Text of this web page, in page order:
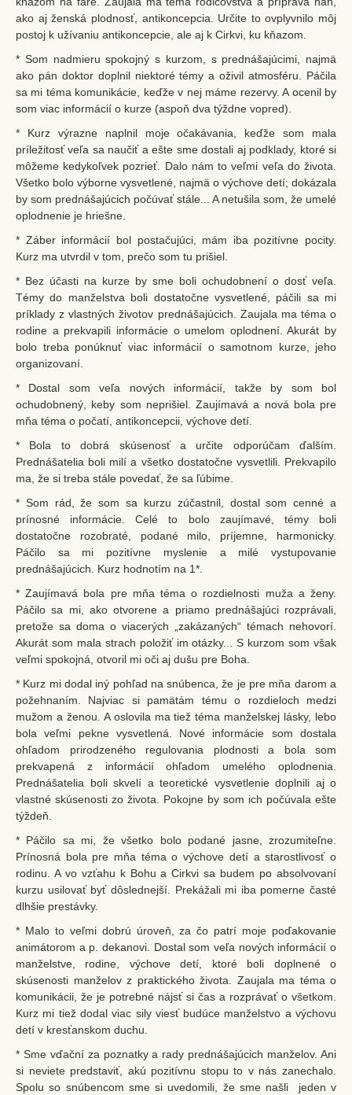
ako aj ženská plodnosť, antikoncepcia. Určite to ovplyvnilo môj
postoj k užívaniu antikoncepcie, ale aj k Cirkvi, ku kňazom.
* Som nadmieru spokojný s kurzom, s prednášajúcimi, najmä
ako pán doktor doplnil niektoré témy a oživil atmosféru. Páčila
sa mi téma komunikácie, keďže v nej máme rezervy. A ocenil by
som viac informácií o kurze (aspoň dva týždne vopred).
* Kurz výrazne naplnil moje očakávania, keďže som mala
príležitosť veľa sa naučiť a ešte sme dostali aj podklady, ktoré si
môžeme kedykoľvek pozrieť. Dalo nám to veľmi veľa do života.
Všetko bolo výborne vysvetlené, najmä o výchove detí; dokázala
by som prednášajúcich počúvať stále... A netušila som, že umelé
oplodnenie je hriešne.
* Záber informácií bol postačujúci, mám iba pozitívne pocity.
Kurz ma utvrdil v tom, prečo som tu prišiel.
* Bez účasti na kurze by sme boli ochudobnení o dosť veľa.
Témy do manželstva boli dostatočne vysvetlené, páčili sa mi
príklady z vlastných životov prednášajúcich. Zaujala ma téma o
rodine a prekvapili informácie o umelom oplodnení. Akurát by
bolo treba ponúknuť viac informácií o samotnom kurze, jeho
organizovaní.
* Dostal som veľa nových informácií, takže by som bol
ochudobnený, keby som neprišiel. Zaujímavá a nová bola pre
mňa téma o počatí, antikoncepcii, výchove detí.
* Bola to dobrá skúsenosť a určite odporúčam ďalším.
Prednášatelia boli milí a všetko dostatočne vysvetlili. Prekvapilo
ma, že si treba stále povedať, že sa ľúbime.
* Som rád, že som sa kurzu zúčastnil, dostal som cenné a
prínosné informácie. Celé to bolo zaujímavé, témy boli
dostatočne rozobraté, podané milo, príjemne, harmonicky.
Páčilo sa mi pozitívne myslenie a milé vystupovanie
prednášajúcich. Kurz hodnotím na 1*.
* Zaujímavá bola pre mňa téma o rozdielnosti muža a ženy.
Páčilo sa mi, ako otvorene a priamo prednášajúci rozprávali,
pretože sa doma o viacerých „zakázaných“ témach nehovorí.
Akurát som mala strach položiť im otázky... S kurzom som však
veľmi spokojná, otvoril mi oči aj dušu pre Boha.
* Kurz mi dodal iný pohľad na snúbenca, že je pre mňa darom a
požehnaním. Najviac si pamätám tému o rozdieloch medzi
mužom a ženou. A oslovila ma tiež téma manželskej lásky, lebo
bola veľmi pekne vysvetlená. Nové informácie som dostala
ohľadom prirodzeného regulovania plodnosti a bola som
prekvapená z informácií ohľadom umelého oplodnenia.
Prednášatelia boli skvelí a teoretické vysvetlenie doplnili aj o
vlastné skúsenosti zo života. Pokojne by som ich počúvala ešte
týždeň.
* Páčilo sa mi, že všetko bolo podané jasne, zrozumiteľne.
Prínosná bola pre mňa téma o výchove detí a starostlivosť o
rodinu. A vo vzťahu k Bohu a Cirkvi sa budem po absolvovaní
kurzu usilovať byť dôslednejší. Prekážali mi iba pomerne časté
dlhšie prestávky.
* Malo to veľmi dobrú úroveň, za čo patrí moje poďakovanie
animátorom a p. dekanovi. Dostal som veľa nových informácií o
manželstve, rodine, výchove detí, ktoré boli doplnené o
skúsenosti manželov z praktického života. Zaujala ma téma o
komunikácii, že je potrebné nájsť si čas a rozprávať o všetkom.
Kurz mi tiež dodal viac sily viesť budúce manželstvo a výchovu
detí v kresťanskom duchu.
* Sme vďační za poznatky a rady prednášajúcich manželov. Ani
si neviete predstaviť, akú pozitívnu stopu to v nás zanechalo.
Spolu so snúbencom sme si uvedomili, že sme našli jeden v